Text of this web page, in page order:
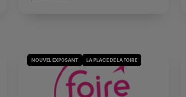
NOUVEL EXPOSANT LA PLACE DE LA FOIRE